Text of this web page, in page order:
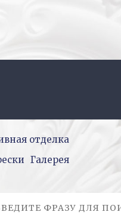
отделка
Галерея